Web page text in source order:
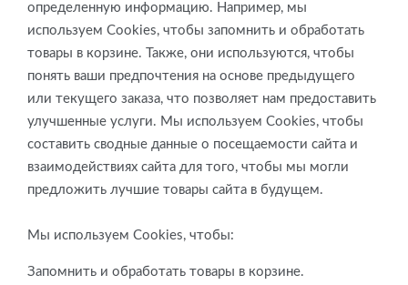
определенную информацию. Например, мы
используем Cookies, чтобы запомнить и обработать
товары в корзине. Также, они используются, чтобы
понять ваши предпочтения на основе предыдущего
или текущего заказа, что позволяет нам предоставить
улучшенные услуги. Мы используем Cookies, чтобы
составить сводные данные о посещаемости сайта и
взаимодействиях сайта для того, чтобы мы могли
предложить лучшие товары сайта в будущем.
Мы используем Cookies, чтобы:
Запомнить и обработать товары в корзине.